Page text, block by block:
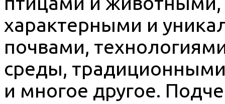
характерными и
почвами,
среды,
и многое другое.